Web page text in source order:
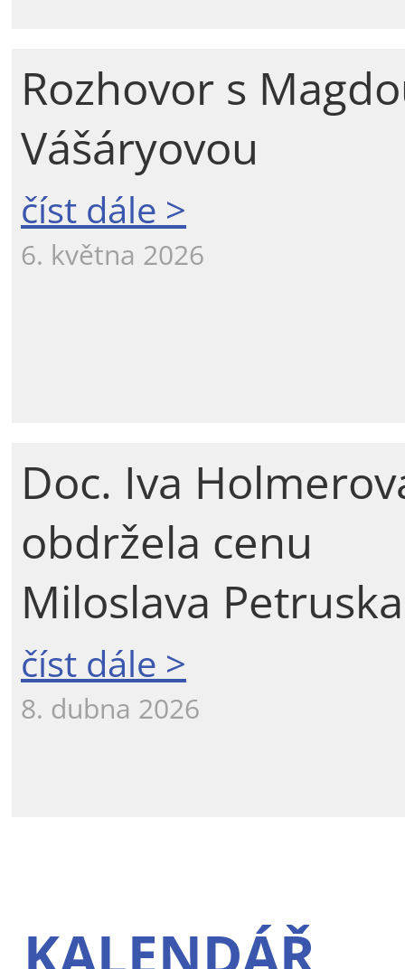
Rozhovor s
Vášáryovou
číst dále >
6. května 2026
Doc. Iva
obdržela cenu
Miloslava Petruska
číst dále >
8. dubna 2026